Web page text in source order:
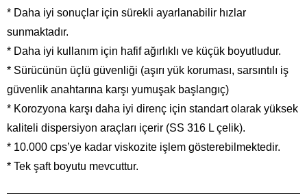
* Daha iyi sonuçlar için sürekli ayarlanabilir hızlar
sunmaktadır.
* Daha iyi kullanım için hafif ağırlıklı ve küçük boyutludur.
* Sürücünün üçlü güvenliği (aşırı yük koruması, sarsıntılı iş
güvenlik anahtarına karşı yumuşak başlangıç)
* Korozyona karşı daha iyi direnç için standart olarak yüksek
kaliteli dispersiyon araçları içerir (SS 316 L çelik).
* 10.000 cps’ye kadar viskozite işlem gösterebilmektedir.
* Tek şaft boyutu mevcuttur.